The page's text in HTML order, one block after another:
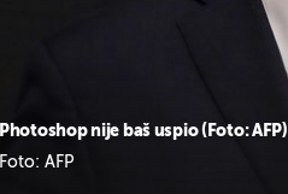
Photoshop nije baš uspio (Foto: AFP)
Foto: AFP